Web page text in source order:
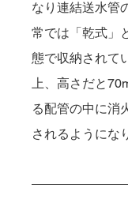
なり連結送水管
常では「乾式」
態で収納されて
上、高さだと
る配管の中に消
されるようにな